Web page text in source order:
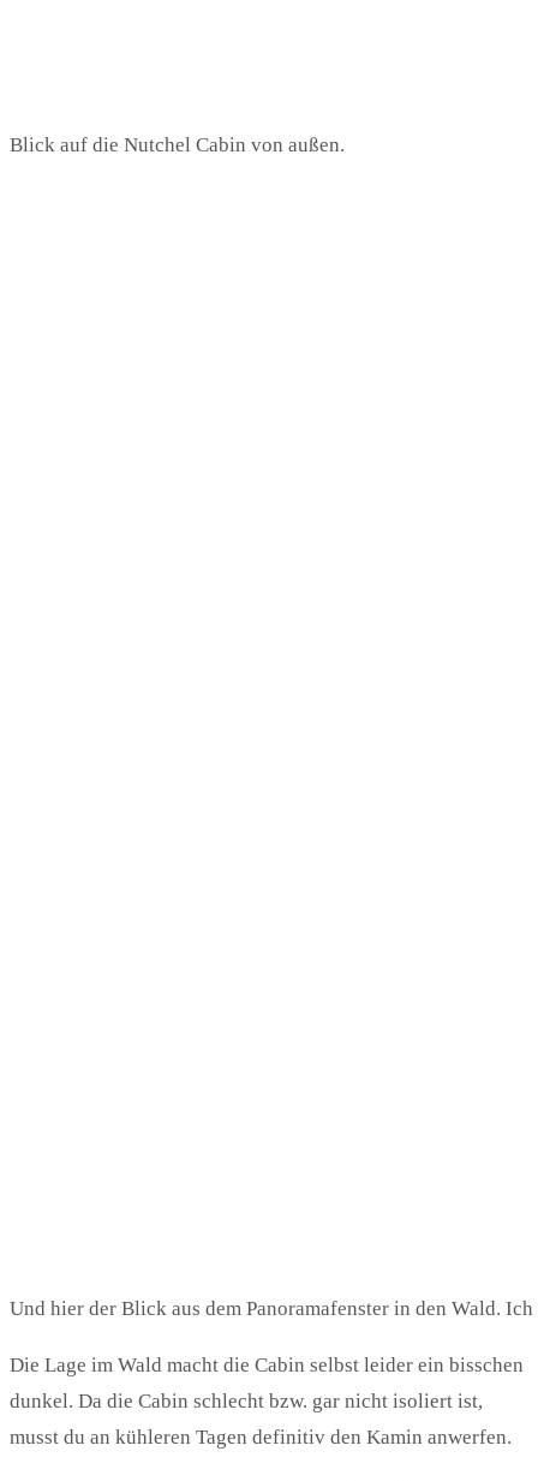
Blick auf die Nutchel Cabin von außen.
Und hier der Blick aus dem Panoramafenster in den Wald.
Die Lage im Wald macht die Cabin selbst leider ein bisschen
dunkel. Da die Cabin schlecht bzw. gar nicht isoliert ist,
musst du an kühleren Tagen definitiv den Kamin anwerfen.